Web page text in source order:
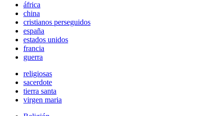
áfrica
china
cristianos perseguidos
españa
estados unidos
francia
guerra
religiosas
sacerdote
tierra santa
virgen maria